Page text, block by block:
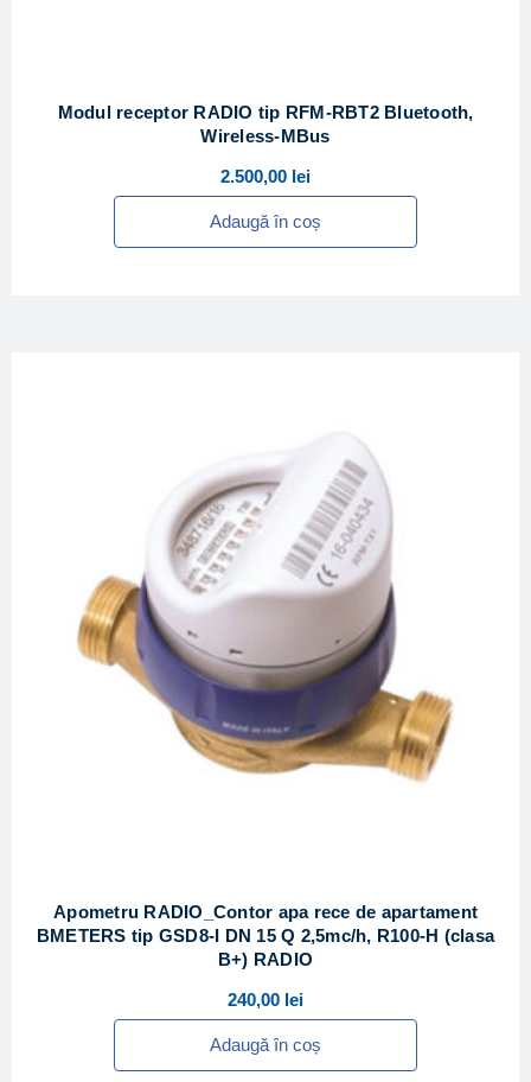
Modul receptor RADIO tip RFM-RBT2 Bluetooth,
Wireless-MBus
2.500,00 lei
Adaugă în coș
Apometru RADIO_Contor apa rece de apartament
BMETERS tip GSD8-I DN 15 Q 2,5mc/h, R100-H (clasa
B+) RADIO
240,00 lei
Adaugă în coș